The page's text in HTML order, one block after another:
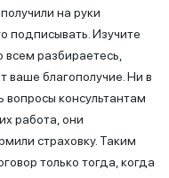
на руки
подписывать. Изучите
всем разбираетесь,
ваше благополучие. Ни в
вопросы консультантам
работа, они
страховку. Таким
только тогда, когда